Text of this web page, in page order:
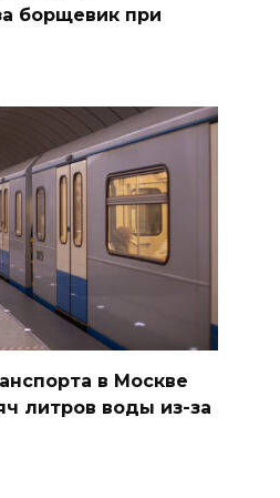
борщевик при
в Москве
литров воды из-за